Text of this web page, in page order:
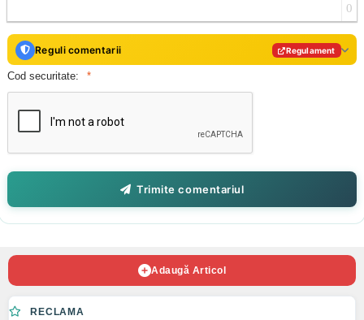
0
Reguli comentarii Regulament
Cod securitate:
Trimite comentariul
Adaugă Articol
RECLAMA